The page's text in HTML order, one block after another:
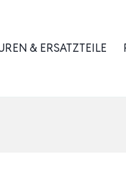
& ERSATZTEILE